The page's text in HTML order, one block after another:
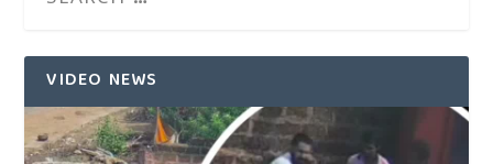
VIDEO NEWS